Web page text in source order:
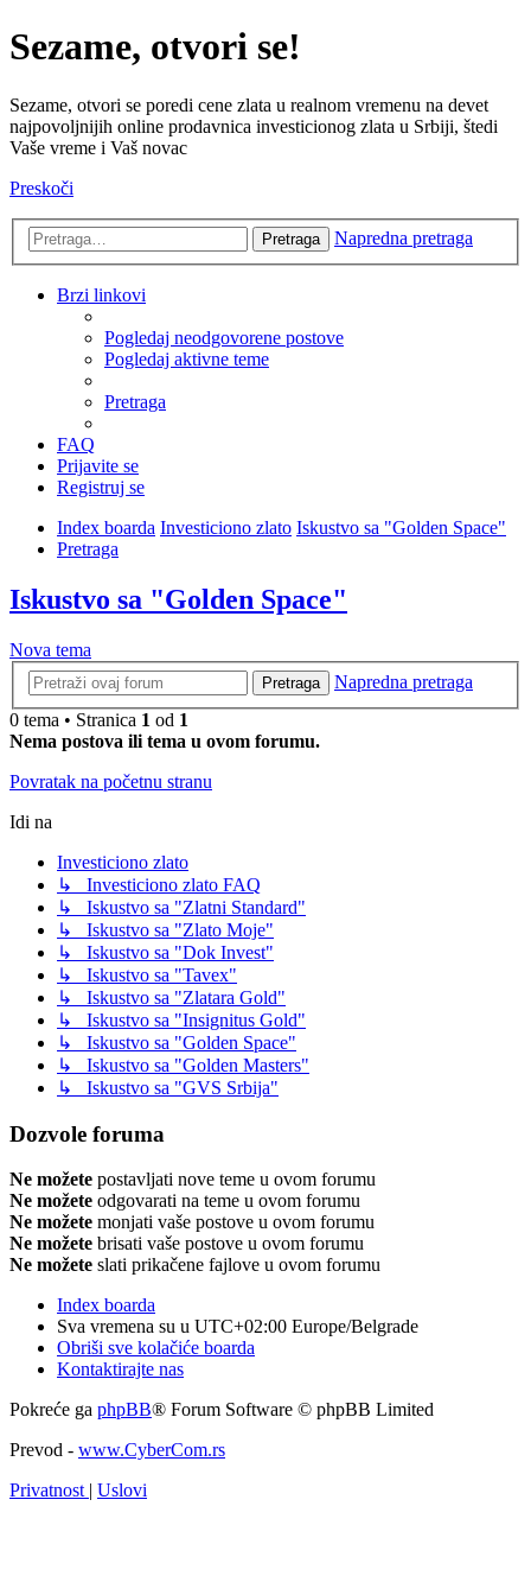
Sezame, otvori se!
Sezame, otvori se poredi cene zlata u realnom vremenu na devet
najpovoljnijih online prodavnica investicionog zlata u Srbiji, štedi
Vaše vreme i Vaš novac
Preskoči
Pretraga Napredna pretraga
Brzi linkovi
Pogledaj neodgovorene postove
Pogledaj aktivne teme
Pretraga
FAQ
Prijavite se
Registruj se
Index boarda Investiciono zlato Iskustvo sa "Golden Space"
Pretraga
Iskustvo sa "Golden Space"
Nova tema
Pretraga
Napredna pretraga
0 tema • Stranica 1 od 1
Nema postova ili tema u ovom forumu.
Povratak na početnu stranu
Idi na
Investiciono zlato
↳ Investiciono zlato FAQ
↳ Iskustvo sa "Zlatni Standard"
↳ Iskustvo sa "Zlato Moje"
↳ Iskustvo sa "Dok Invest"
↳ Iskustvo sa "Tavex"
↳ Iskustvo sa "Zlatara Gold"
↳ Iskustvo sa "Insignitus Gold"
↳ Iskustvo sa "Golden Space"
↳ Iskustvo sa "Golden Masters"
↳ Iskustvo sa "GVS Srbija"
Dozvole foruma
Ne možete postavljati nove teme u ovom forumu
Ne možete odgovarati na teme u ovom forumu
Ne možete monjati vaše postove u ovom forumu
Ne možete brisati vaše postove u ovom forumu
Ne možete slati prikačene fajlove u ovom forumu
Index boarda
Sva vremena su u UTC+02:00 Europe/Belgrade
Obriši sve kolačiće boarda
Kontaktirajte nas
Pokreće ga phpBB® Forum Software © phpBB Limited
Prevod - www.CyberCom.rs
Privatnost | Uslovi